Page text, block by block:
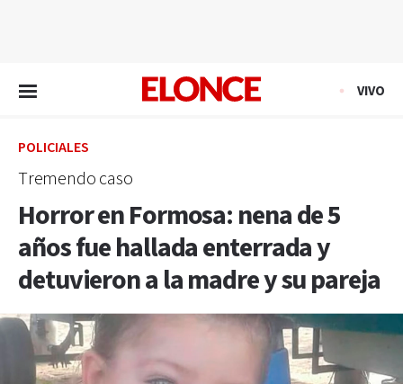
VIVO
POLICIALES
Tremendo caso
Horror en Formosa: nena de 5
años fue hallada enterrada y
detuvieron a la madre y su pareja